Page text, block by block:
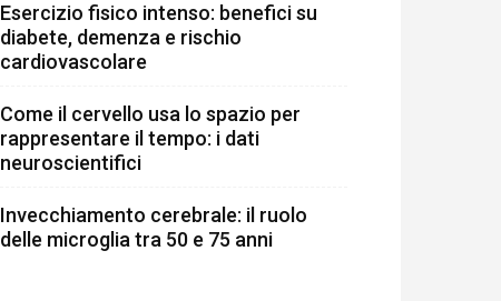
Esercizio fisico intenso: benefici su
diabete, demenza e rischio
cardiovascolare
Come il cervello usa lo spazio per
rappresentare il tempo: i dati
neuroscientifici
Invecchiamento cerebrale: il ruolo
delle microglia tra 50 e 75 anni